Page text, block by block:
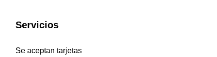
Servicios
Se aceptan tarjetas